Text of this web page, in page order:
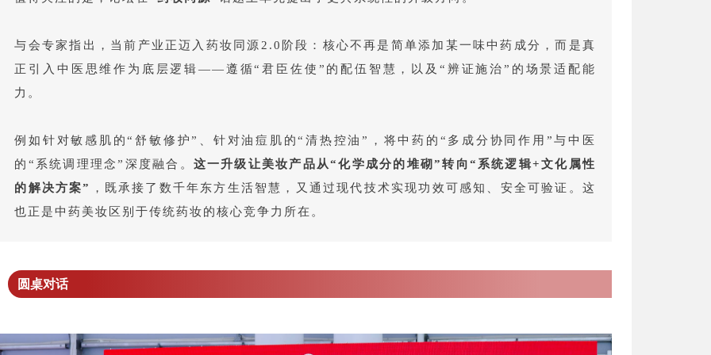
与会专家指出，当前产业正迈入药妆同源2.0阶段：核心不再是简单添加某一味中药成分，而是真
正引入中医思维作为底层逻辑——遵循“君臣佐使”的配伍智慧，以及“辨证施治”的场景适配能
力。
例如针对敏感肌的“舒敏修护”、针对油痘肌的“清热控油”，将中药的“多成分协同作用”与中医
的“系统调理理念”深度融合。 这一升级让美妆产品从“化学成分的堆砌”转向“系统逻辑+文化属性
的解决方案”
，既承接了数千年东方生活智慧，又通过现代技术实现功效可感知、安全可验证。这
也正是中药美妆区别于传统药妆的核心竞争力所在。
圆桌对话